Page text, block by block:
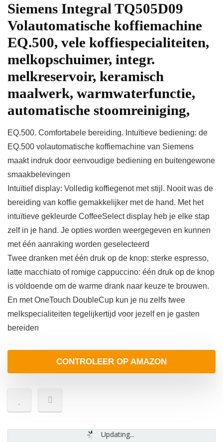
Siemens Integral TQ505D09
Volautomatische koffiemachine
EQ.500, vele koffiespecialiteiten,
melkopschuimer, integr.
melkreservoir, keramisch
maalwerk, warmwaterfunctie,
automatische stoomreiniging,
EQ.500. Comfortabele bereiding. Intuïtieve bediening: de
EQ.500 volautomatische koffiemachine van Siemens
maakt indruk door eenvoudige bediening en buitengewone
smaakbelevingen
Intuïtief display: Volledig koffiegenot met stijl. Nooit was de
bereiding van koffie gemakkelijker met de hand. Met het
intuïtieve gekleurde CoffeeSelect display heb je elke stap
zelf in je hand. Je opties worden weergegeven en kunnen
met één aanraking worden geselecteerd
Twee dranken met één druk op de knop: sterke espresso,
latte macchiato of romige cappuccino: één druk op de knop
is voldoende om de warme drank naar keuze te brouwen.
En met OneTouch DoubleCup kun je nu zelfs twee
melkspecialiteiten tegelijkertijd voor jezelf en je gasten
bereiden
CONTROLEER OP AMAZON
Updating...